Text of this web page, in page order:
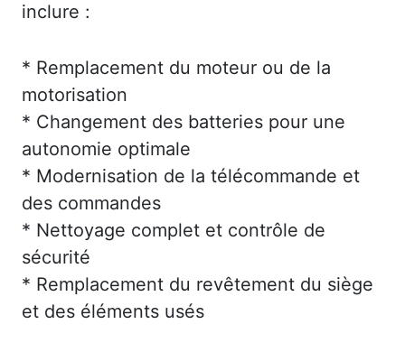
inclure :
* Remplacement du moteur ou de la
motorisation
* Changement des batteries pour une
autonomie optimale
* Modernisation de la télécommande et
des commandes
* Nettoyage complet et contrôle de
sécurité
* Remplacement du revêtement du siège
et des éléments usés